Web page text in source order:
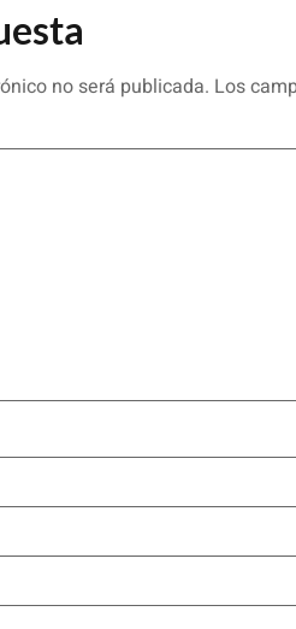
no será publicada. Los